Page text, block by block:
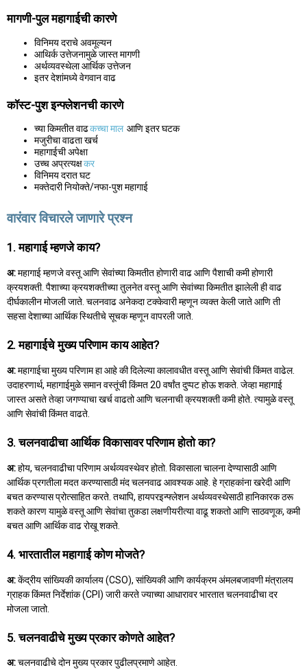
मागणी-पुल महागाईची कारणे
विनिमय दराचे अवमूल्यन
आथिर्क उत्तेजनामुळे जास्त मागणी
अर्थव्यवस्थेला आर्थिक उत्तेजन
इतर देशांमध्ये वेगवान वाढ
कॉस्ट-पुश इन्फ्लेशनची कारणे
च्या किमतीत वाढकच्चा माल आणि इतर घटक
मजुरीचा वाढता खर्च
महागाईची अपेक्षा
उच्च अप्रत्यक्षकर
विनिमय दरात घट
मक्तेदारी नियोक्ते/नफा-पुश महागाई
वारंवार विचारले जाणारे प्रश्न
1. महागाई म्हणजे काय?
अ:महागाई म्हणजे वस्तू आणि सेवांच्या किमतीत होणारी वाढ आणि पैशाची कमी होणारी
क्रयशक्ती. पैशाच्या क्रयशक्तीच्या तुलनेत वस्तू आणि सेवांच्या किमतीत झालेली ही वाढ
दीर्घकालीन मोजली जाते. चलनवाढ अनेकदा टक्केवारी म्हणून व्यक्त केली जाते आणि ती
सहसा देशाच्या आर्थिक स्थितीचे सूचक म्हणून वापरली जाते.
2. महागाईचे मुख्य परिणाम काय आहेत?
अ:महागाईचा मुख्य परिणाम हा आहे की दिलेल्या कालावधीत वस्तू आणि सेवांची किंमत वाढेल.
उदाहरणार्थ, महागाईमुळे समान वस्तूंची किंमत 20 वर्षांत दुप्पट होऊ शकते. जेव्हा महागाई
जास्त असते तेव्हा जगण्याचा खर्च वाढतो आणि चलनाची क्रयशक्ती कमी होते. त्यामुळे वस्तू
आणि सेवांची किंमत वाढते.
3. चलनवाढीचा आर्थिक विकासावर परिणाम होतो का?
अ:होय, चलनवाढीचा परिणाम अर्थव्यवस्थेवर होतो. विकासाला चालना देण्यासाठी आणि
आर्थिक प्रगतीला मदत करण्यासाठी मंद चलनवाढ आवश्यक आहे. हे ग्राहकांना खरेदी आणि
बचत करण्यास प्रोत्साहित करते. तथापि, हायपरइन्फ्लेशन अर्थव्यवस्थेसाठी हानिकारक ठरू
शकते कारण यामुळे वस्तू आणि सेवांचा तुकडा लक्षणीयरीत्या वाढू शकतो आणि साठवणूक, कमी
बचत आणि आर्थिक वाढ रोखू शकते.
4. भारतातील महागाई कोण मोजते?
अ:केंद्रीय सांख्यिकी कार्यालय (CSO), सांख्यिकी आणि कार्यक्रम अंमलबजावणी मंत्रालय
ग्राहक किंमत निर्देशांक (CPI) जारी करते ज्याच्या आधारावर भारतात चलनवाढीचा दर
मोजला जातो.
5. चलनवाढीचे मुख्य प्रकार कोणते आहेत?
अ:चलनवाढीचे दोन मुख्य प्रकार पुढीलप्रमाणे आहेत.